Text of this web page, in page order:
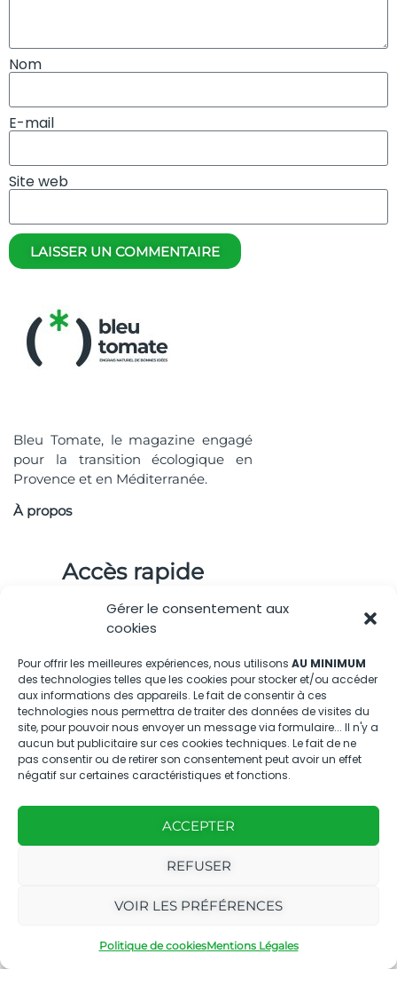
Gérer le consentement aux
cookies
Pour offrir les meilleures expériences, nous utilisons AU MINIMUM
des technologies telles que les cookies pour stocker et/ou accéder
aux informations des appareils. Le fait de consentir à ces
technologies nous permettra de traiter des données de visites du
site, pour pouvoir nous envoyer un message via formulaire... Il n'y a
aucun but publicitaire sur ces cookies techniques. Le fait de ne
pas consentir ou de retirer son consentement peut avoir un effet
négatif sur certaines caractéristiques et fonctions.
ACCEPTER
REFUSER
VOIR LES PRÉFÉRENCES
Politique de cookiesMentions Légales
Nom
E-mail
Site web
LAISSER UN COMMENTAIRE
Bleu Tomate, le magazine engagé
pour la transition écologique en
Provence et en Méditerranée.
À propos
Accès rapide
Nous contacter
04.88.08.75.28
contactBT@bleu-tomate.fr
Kit média
Kit média Bleu Tomate